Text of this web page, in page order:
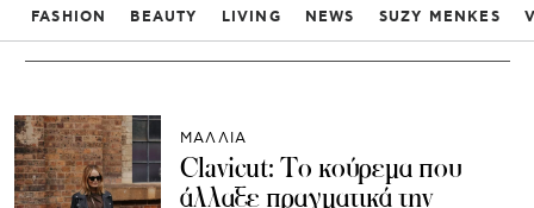
FASHION BEAUTY LIVING NEWS SUZY MENKES
ΜΑΛΛΙΑ
Clavicut: Το κούρεμα που
άλλαξε πραγματικά την